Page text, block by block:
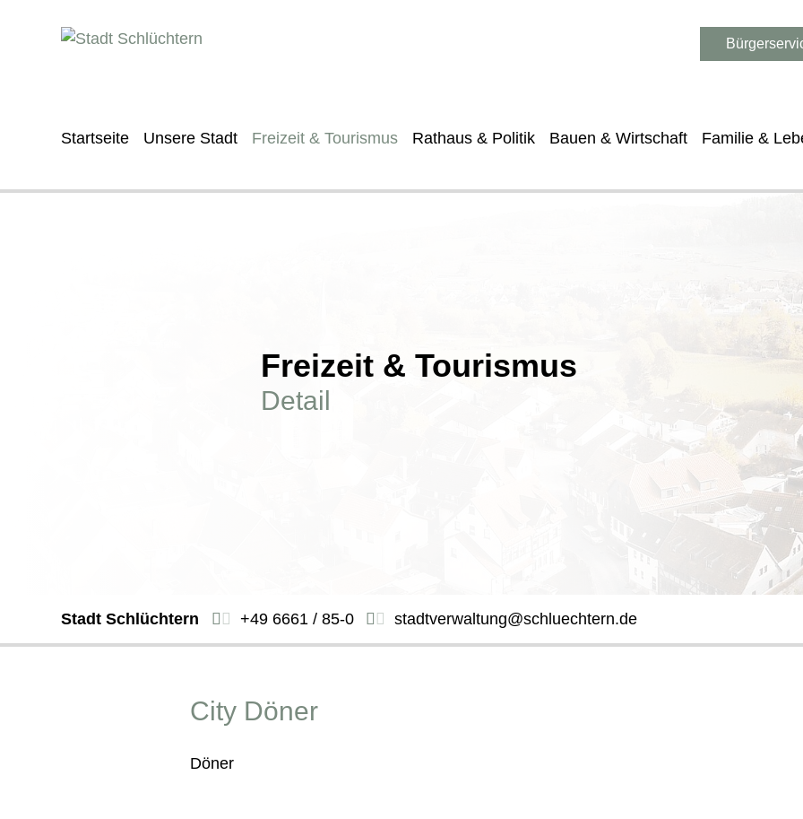
Startseite Unsere Stadt Freizeit & Tourismus Rathaus & Politik Bauen & Wirtschaft Familie &
Freizeit & Tourismus
Detail
Stadt Schlüchtern +49 6661 / 85-0 stadtverwaltung@schluechtern.de
City Döner
Döner